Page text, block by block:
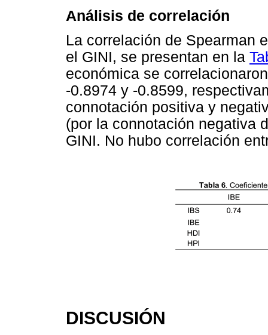
Análisis de correlación
La correlación de Spearman
el GINI, se presentan en la
económica se
-0.8974 y -0.8599,
connotación positiva y
(por la connotación negativa
GINI. No hubo correlación
DISCUSIÓN